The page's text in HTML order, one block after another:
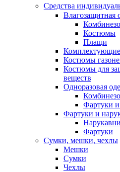
Средства
Влагозащитная
Костюмы
Плащи
Костюмы
Костюмы для
веществ
Одноразовая
Фартуки
Фартуки и
Фартуки
Сумки, мешки, чехлы
Мешки
Сумки
Чехлы